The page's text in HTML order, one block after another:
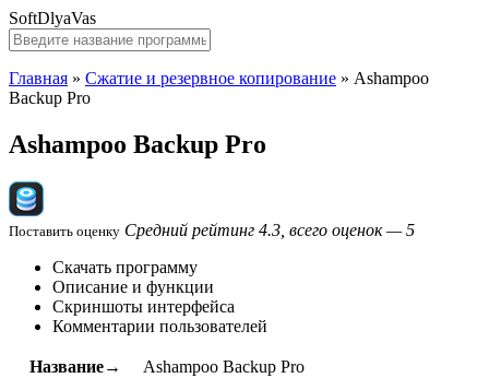
SoftDlyaVas
Главная » Сжатие и резервное копирование » Ashampoo
Backup Pro
Ashampoo Backup Pro
Поставить оценку Средний рейтинг 4.3, всего оценок — 5
Скачать программу
Описание и функции
Скриншоты интерфейса
Комментарии пользователей
Название→
Ashampoo Backup Pro